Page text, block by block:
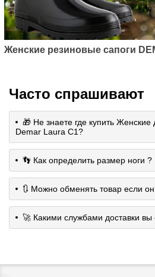
Женские резиновые сапоги
Часто спрашивают
🎁 Не знаете где купить
Demar Laura C1?
👣 Как определить размер ноги ?
🔃 Можно обменять товар если
🚀 Какими службами доставки вы